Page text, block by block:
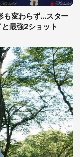
も変わらず...スター
最強2ショット